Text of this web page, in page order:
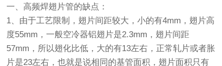
一、高频焊翅片管的缺点：
1、由于工艺限制，翅片间距较大，小的有4mm，翅片高
度55mm，一般空冷器铝翅片是2.3mm，翅片间距
57mm，所以翅化比低，大的有13左右，正常轧片或者胀
片是23左右，也就是说相同的基管面积，翅片面积只有